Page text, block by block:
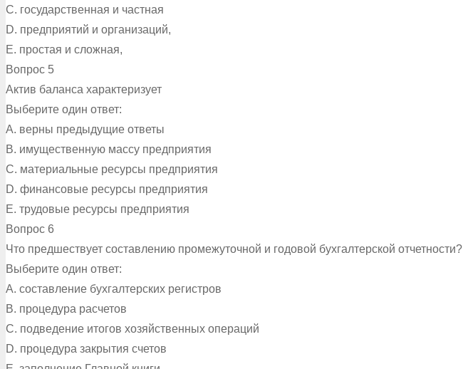
C. государственная и частная
D. предприятий и организаций,
E. простая и сложная,
Вопрос 5
Актив баланса характеризует
Выберите один ответ:
A. верны предыдущие ответы
B. имущественную массу предприятия
C. материальные ресурсы предприятия
D. финансовые ресурсы предприятия
E. трудовые ресурсы предприятия
Вопрос 6
Что предшествует составлению промежуточной и годовой бухгалтерской отчетности?
Выберите один ответ:
A. составление бухгалтерских регистров
B. процедура расчетов
C. подведение итогов хозяйственных операций
D. процедура закрытия счетов